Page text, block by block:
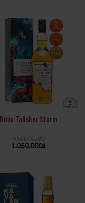
Rượu Talisker Storm
700ml / 45,8%
1.050.000₫